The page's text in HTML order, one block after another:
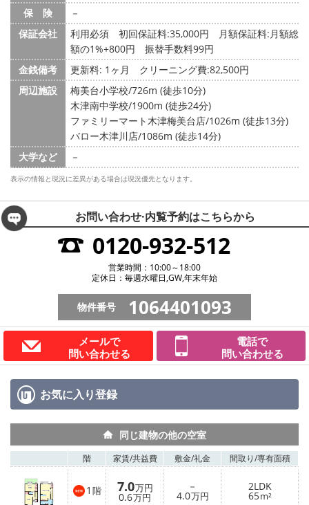
保 険
－
保証会社
利用必須 初回保証料:35,000円 月額保証料:月額総
額の1%+800円 振替手数料99円
金銭備考
更新料: 1ヶ月
クリーニング費:82,500円
周辺施設
梅美台小学校/726m (徒歩10分)
木津南中学校/1900m (徒歩24分)
ファミリーマート木津梅美台店/1026m (徒歩13分)
バロー木津川店/1086m (徒歩14分)
大学など
－
表示の情報と現況に差異がある場合は現況優先となります。
お問い合わせ·内覧予約はこちらから
0120-932-512
営業時間：10:00～18:00
定休日：毎週水曜日,GW,年末年始
物件番号 1064401093
メールで
問い合わせる
電話で
問い合わせる
お気に入り登録
同じ建物の他の空室
階 家賃/共益費 敷金/礼金 間取り/専有面積
1 階 7.0万円
0.6万円
－
4.0万円
2LDK
65m²